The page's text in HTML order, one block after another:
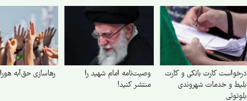
درخواست کارت بانکی و کارت
بلیط و خدمات شهروندی
بلوتوثی
وصیت‌نامه امام شهید را
منتشر کنید!
رهاسازی حق‌آبه